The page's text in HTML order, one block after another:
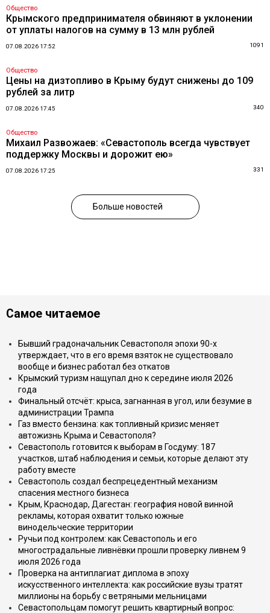
Общество
Крымского предпринимателя обвиняют в уклонении
от уплаты налогов на сумму в 13 млн рублей
07.08.2026 17:52 1091
Общество
Цены на дизтопливо в Крыму будут снижены до 109
рублей за литр
07.08.2026 17:45 340
Общество
Михаил Развожаев: «Севастополь всегда чувствует
поддержку Москвы и дорожит ею»
07.08.2026 17:25 331
Больше новостей
Самое читаемое
Бывший градоначальник Севастополя эпохи 90-х
утверждает, что в его время взяток не существовало
вообще и бизнес работал без откатов
Крымский туризм нащупал дно к середине июля 2026
года
Финальный отсчёт: крыса, загнанная в угол, или безумие в
администрации Трампа
Газ вместо бензина: как топливный кризис меняет
автожизнь Крыма и Севастополя?
Севастополь готовится к выборам в Госдуму: 187
участков, штаб наблюдения и семьи, которые делают эту
работу вместе
Севастополь создал беспрецедентный механизм
спасения местного бизнеса
Крым, Краснодар, Дагестан: география новой винной
рекламы, которая охватит только южные
винодельческие территории
Ручьи под контролем: как Севастополь и его
многострадальные ливнёвки прошли проверку ливнем 9
июля 2026 года
Проверка на антиплагиат диплома в эпоху
искусственного интеллекта: как российские вузы тратят
миллионы на борьбу с ветряными мельницами
Севастопольцам помогут решить квартирный вопрос: